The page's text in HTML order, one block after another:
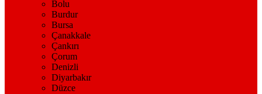
Bolu
Burdur
Bursa
Çanakkale
Çankırı
Çorum
Denizli
Diyarbakır
Düzce